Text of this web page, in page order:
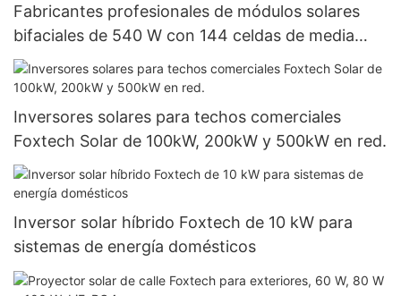
Fabricantes profesionales de módulos solares
bifaciales de 540 W con 144 celdas de media
sección y alta eficiencia.
Inversores solares para techos comerciales
Foxtech Solar de 100kW, 200kW y 500kW en red.
Inversor solar híbrido Foxtech de 10 kW para
sistemas de energía domésticos